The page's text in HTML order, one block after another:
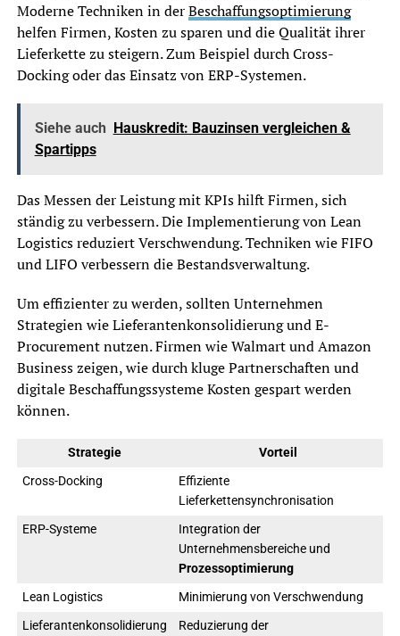
Moderne Techniken in derBeschaffungsoptimierung
helfen Firmen, Kosten zu sparen und die Qualität ihrer
Lieferkette zu steigern. Zum Beispiel durch Cross-
Docking oder das Einsatz von ERP-Systemen.
Siehe auch Hauskredit: Bauzinsen vergleichen &
Spartipps
Das Messen der Leistung mit KPIs hilft Firmen, sich
ständig zu verbessern. Die Implementierung von Lean
Logistics reduziert Verschwendung. Techniken wie FIFO
und LIFO verbessern die Bestandsverwaltung.
Um effizienter zu werden, sollten Unternehmen
Strategien wie Lieferantenkonsolidierung und E-
Procurement nutzen. Firmen wie Walmart und Amazon
Business zeigen, wie durch kluge Partnerschaften und
digitale Beschaffungssysteme Kosten gespart werden
können.
Strategie
Vorteil
Cross-Docking
Effiziente
Lieferkettensynchronisation
ERP-Systeme
Integration der
Unternehmensbereiche und
Prozessoptimierung
Lean Logistics
Minimierung von Verschwendung
Lieferantenkonsolidierung
Reduzierung der